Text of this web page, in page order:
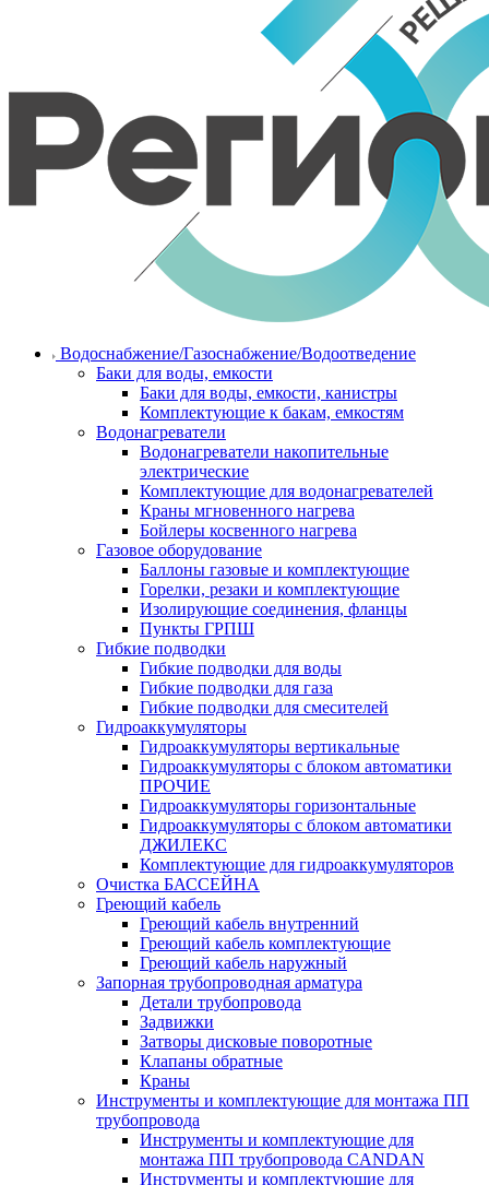
Водоснабжение/Газоснабжение/Водоотведение
Баки для воды, емкости
Баки для воды, емкости, канистры
Комплектующие к бакам, емкостям
Водонагреватели
Водонагреватели накопительные
электрические
Комплектующие для водонагревателей
Краны мгновенного нагрева
Бойлеры косвенного нагрева
Газовое оборудование
Баллоны газовые и комплектующие
Горелки, резаки и комплектующие
Изолирующие соединения, фланцы
Пункты ГРПШ
Гибкие подводки
Гибкие подводки для воды
Гибкие подводки для газа
Гибкие подводки для смесителей
Гидроаккумуляторы
Гидроаккумуляторы вертикальные
Гидроаккумуляторы с блоком автоматики
ПРОЧИЕ
Гидроаккумуляторы горизонтальные
Гидроаккумуляторы с блоком автоматики
ДЖИЛЕКС
Комплектующие для гидроаккумуляторов
Очистка БАССЕЙНА
Греющий кабель
Греющий кабель внутренний
Греющий кабель комплектующие
Греющий кабель наружный
Запорная трубопроводная арматура
Детали трубопровода
Задвижки
Затворы дисковые поворотные
Клапаны обратные
Краны
Инструменты и комплектующие для монтажа ПП
трубопровода
Инструменты и комплектующие для
монтажа ПП трубопровода CANDAN
Инструменты и комплектующие для